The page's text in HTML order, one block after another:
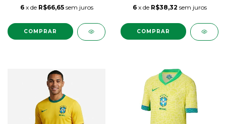
6 x de R$66,65 sem juros
COMPRAR
6 x de R$38,32 sem juros
COMPRAR